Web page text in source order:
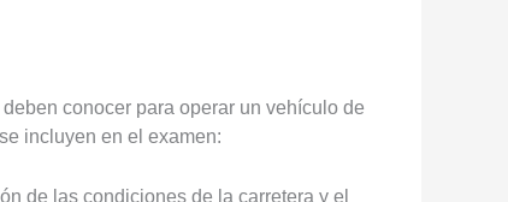
conocer para operar un vehículo de
incluyen en el examen:
de las condiciones de la carretera y el